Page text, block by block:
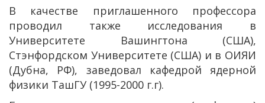
В качестве приглашенного профессора
проводил также исследования в
Университете Вашингтона (США),
Стэнфордском Университете (США) и в ОИЯИ
(Дубна, РФ), заведовал кафедрой ядерной
физики ТашГУ (1995-2000 г.г).